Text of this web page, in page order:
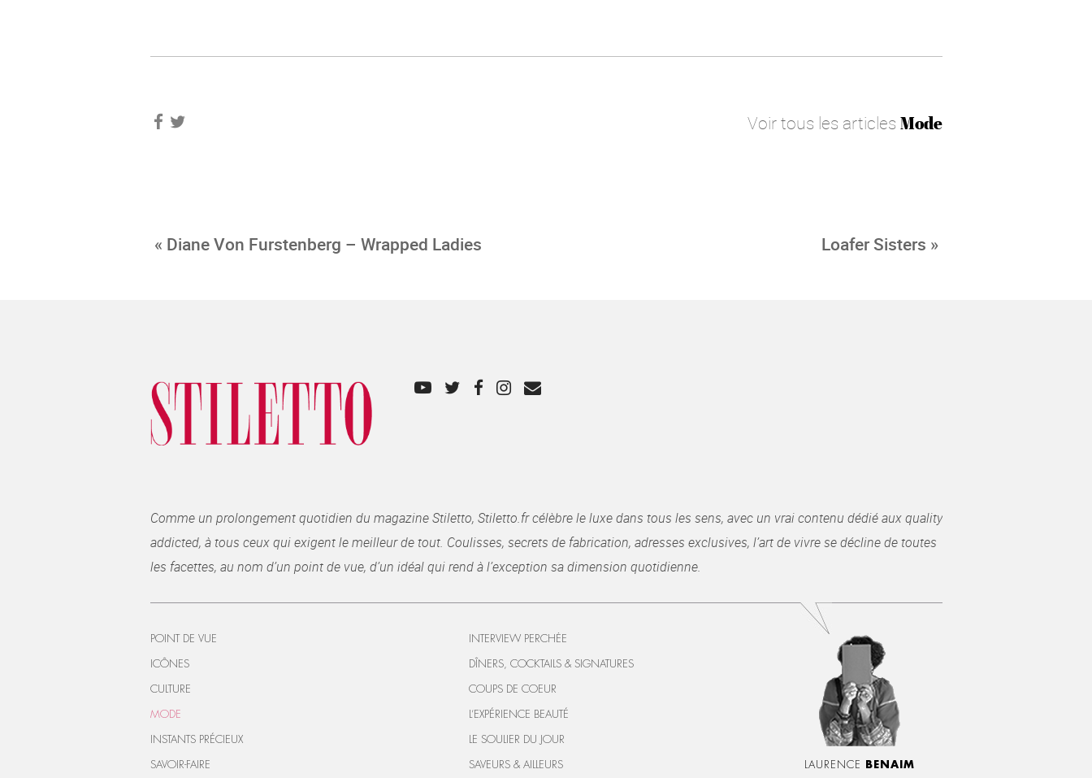
Voir tous les articles Mode
« Diane Von Furstenberg – Wrapped Ladies Loafer Sisters »
Comme un prolongement quotidien du magazine Stiletto, Stiletto.fr célèbre le luxe dans tous les sens, avec un vrai contenu dédié aux quality
addicted, à tous ceux qui exigent le meilleur de tout. Coulisses, secrets de fabrication, adresses exclusives, l’art de vivre se décline de toutes
les facettes, au nom d’un point de vue, d’un idéal qui rend à l’exception sa dimension quotidienne.
LAURENCE BENAIM
POINT DE VUE
ICÔNES
CULTURE
MODE
INSTANTS PRÉCIEUX
SAVOIR-FAIRE
INTERVIEW PERCHÉE
DÎNERS, COCKTAILS & SIGNATURES
COUPS DE COEUR
L’EXPÉRIENCE BEAUTÉ
LE SOULIER DU JOUR
SAVEURS & AILLEURS